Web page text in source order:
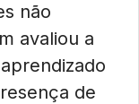
não
avaliou a
de